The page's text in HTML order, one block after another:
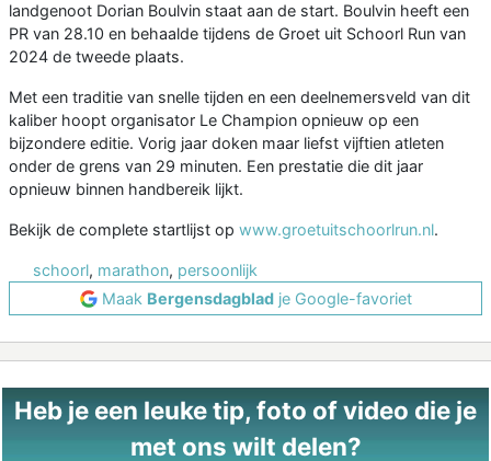
landgenoot Dorian Boulvin staat aan de start. Boulvin heeft een
PR van 28.10 en behaalde tijdens de Groet uit Schoorl Run van
2024 de tweede plaats.
Met een traditie van snelle tijden en een deelnemersveld van dit
kaliber hoopt organisator Le Champion opnieuw op een
bijzondere editie. Vorig jaar doken maar liefst vijftien atleten
onder de grens van 29 minuten. Een prestatie die dit jaar
opnieuw binnen handbereik lijkt.
Bekijk de complete startlijst op www.groetuitschoorlrun.nl.
schoorl, marathon, persoonlijk
Maak Bergensdagbladje Google-favoriet
Heb je een leuke tip, foto of video die je
met ons wilt delen?